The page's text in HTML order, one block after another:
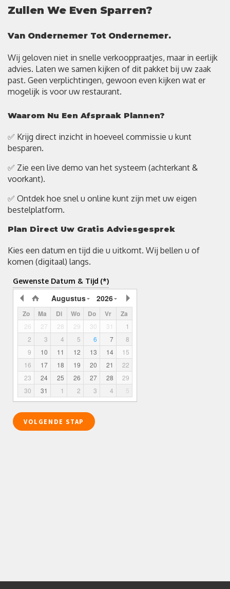
Zullen We Even Sparren?
Van Ondernemer Tot Ondernemer.
Wij geloven niet in snelle verkooppraatjes, maar in eerlijk
advies. Laten we samen kijken of dit pakket bij uw zaak
past. Geen verplichtingen, gewoon even kijken wat er
mogelijk is voor uw restaurant.
Waarom Nu Een Afspraak Plannen?
✅ Krijg direct inzicht in hoeveel commissie u kunt
besparen.
✅ Zie een live demo van het systeem (achterkant &
voorkant).
✅ Ontdek hoe snel u online kunt zijn met uw eigen
bestelplatform.
Plan Direct Uw Gratis Adviesgesprek
Kies een datum en tijd die u uitkomt. Wij bellen u of
komen (digitaal) langs.
Gewenste Datum & Tijd (*)
Augustus 2026
Zo Ma Di Wo Do Vr Za
26 27 28 29 30 31
1
2
3 4 5 6 7
8
9
10 11 12 13 14
15
16
17 18 19 20 21
22
23
24 25 26 27 28
29
30
31 1 2 3 4 5
VOLGENDE STAP